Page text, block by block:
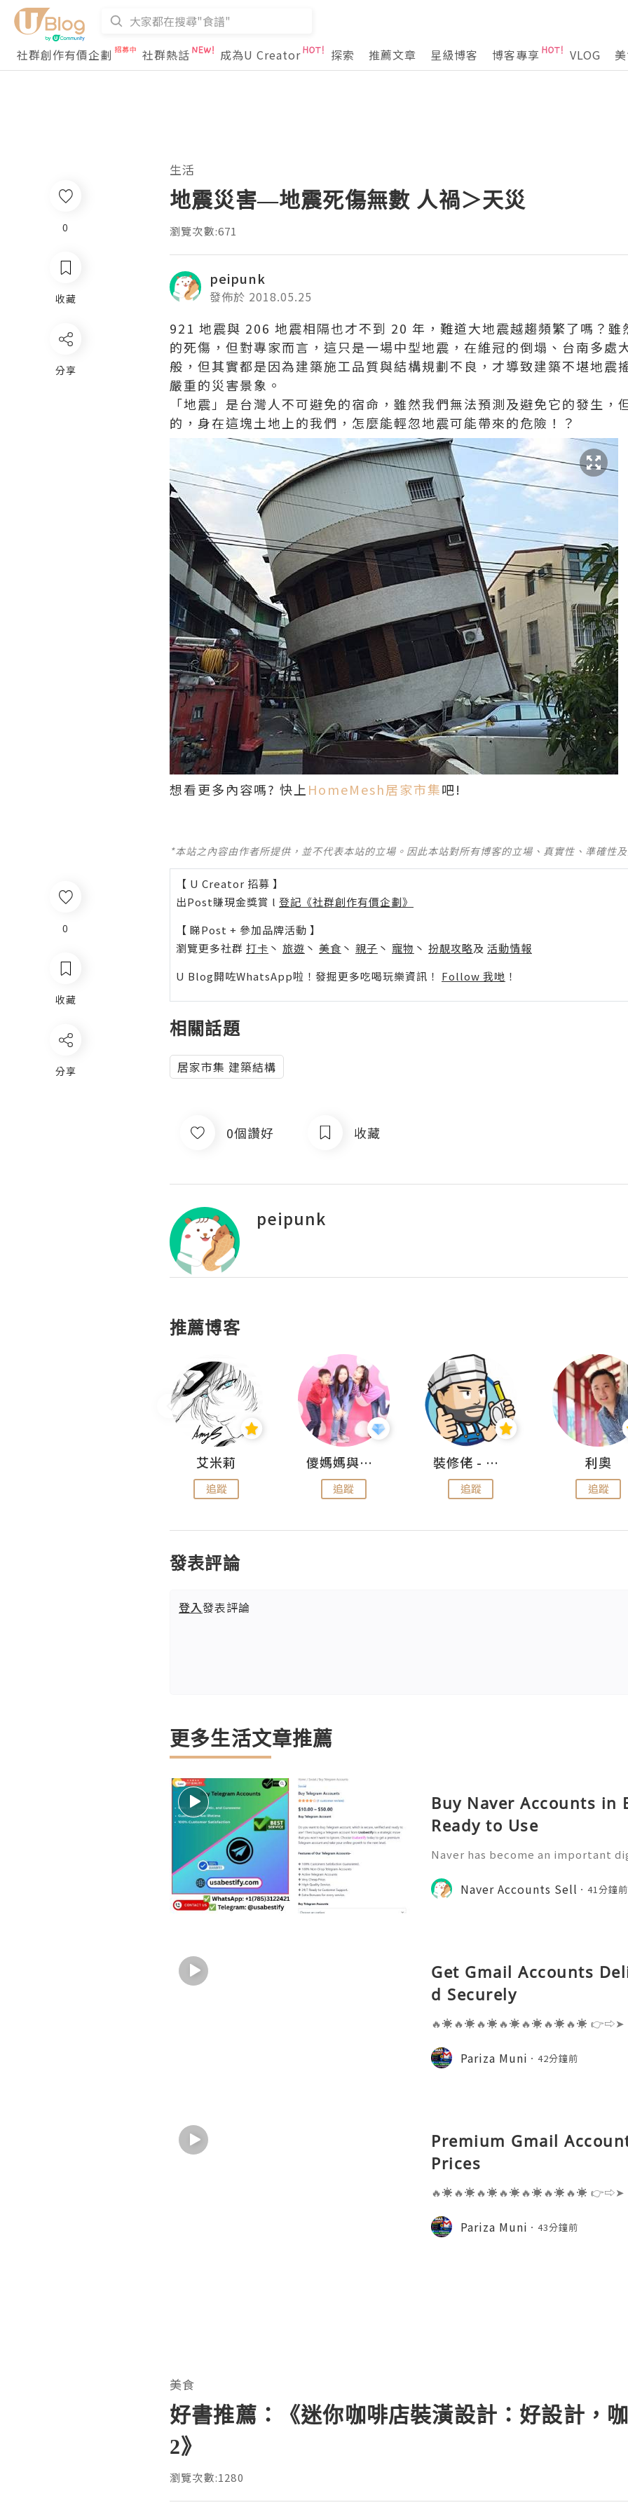
社群創作有價企劃 社群熱話 成為U Creator 探索 推薦文章 星級博客 博客專享 VLOG
0
收藏
分享
生活
地震災害—地震死傷無數 人禍＞天災
瀏覽次數:671
peipunk
發佈於 2018.05.25
921 地震與 206 地震相隔也才不到 20 年，難道大地震越趨頻繁了嗎？
的死傷，但對專家而言，這只是一場中型地震，在維冠的倒塌、台南多處
般，但其實都是因為建築施工品質與結構規劃不良，才導致建築不堪地震
嚴重的災害景象。
「地震」是台灣人不可避免的宿命，雖然我們無法預測及避免它的發生，
的，身在這塊土地上的我們，怎麼能輕忽地震可能帶來的危險！？
想看更多內容嗎? 快上 HomeMesh居家市集吧!
*本站之內容由作者所提供，並不代表本站的立場。因此本站對所有博客的立場、真實性、準確性
【 U Creator 招募 】
出Post賺現金獎賞 l 登記《社群創作有價企劃》
【 睇Post + 參加品牌活動 】
瀏覽更多社群 打卡 丶 旅遊 丶 美食 丶 親子 丶 寵物 丶 扮靚攻略及 活動情報
U Blog開咗WhatsApp啦！發掘更多吃喝玩樂資訊！ Follow 我哋 ！
相關話題
居家市集 建築結構
0個讚好 收藏
peipunk
推薦博客
艾米莉
追蹤
儍媽媽與兩隻小魔怪之家
追蹤
裝修佬 - 香港一站式網上裝修平台
追蹤
利奧
追蹤
發表評論
登入發表評論
更多生活文章推薦
Buy Naver Accounts in
Ready to Use
Naver has become an important
y participation. Understanding
can help individuals, educ
Naver Accounts Sell 41分鐘前
Get Gmail Accounts
d Securely
🔥☀️🔥☀️🔥☀️🔥☀️🔥☀️🔥☀️🔥☀️ 👉⇨➤
ail.com 👉⇨➤ Visit To Website:
s one of the most widely used
Pariza Muni 42分鐘前
Premium Gmail
Prices
🔥☀️🔥☀️🔥☀️🔥☀️🔥☀️🔥☀️🔥☀️ 👉⇨➤
ail.com 👉⇨➤ Visit To Website:
s one of the most widely used
Pariza Muni 43分鐘前
0
收藏
分享
美食
好書推薦：《迷你咖啡店裝潢設計：好設計，
2》
瀏覽次數:1280